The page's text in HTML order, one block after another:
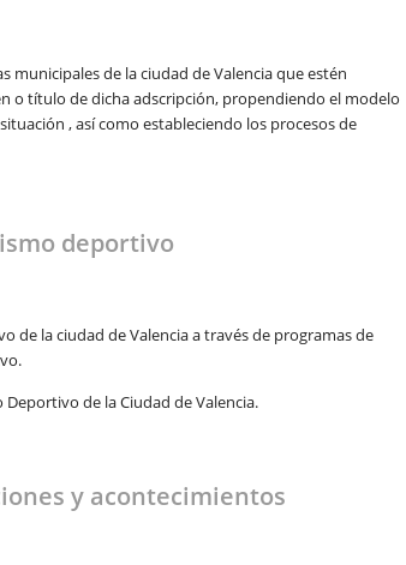
municipales de la ciudad de Valenciaque estén
o título de dicha adscripción, propendiendo el modelo
, asícomo estableciendo los procesos de
deportivo
de la ciudad de Valencia a través de programas de
de la Ciudad de Valencia.
y acontecimientos